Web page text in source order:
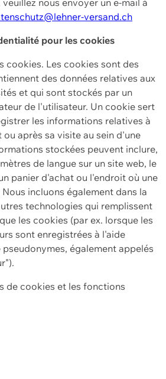
versand.ch
pour les cookies
cookies. Les cookies sont des
des données relatives aux
et qui sont stockés par un
de l'utilisateur. Un cookie sert
les informations relatives à
après sa visite au sein d'une
stockées peuvent inclure,
de langue sur un site web, le
panier d'achat ou l'endroit où une
incluons également dans la
technologies qui remplissent
les cookies (par ex. lorsque les
sont enregistrées à l'aide
également appelés
de cookies et les fonctions